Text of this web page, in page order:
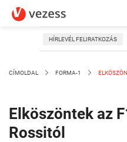
HÍRLEVÉL FELIRATKOZÁS
CÍMOLDAL FORMA-1
Elköszöntek az
Rossitól